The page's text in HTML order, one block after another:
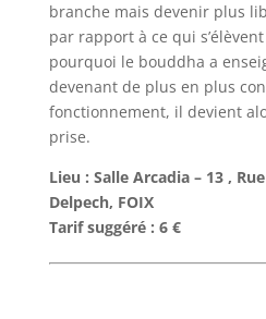
branche mais devenir plus
par rapport à ce qui s’élèvent
pourquoi le bouddha a
devenant de plus en plus
fonctionnement, il devient
prise.
Lieu : Salle Arcadia – 13 ,
Delpech, FOIX
Tarif suggéré : 6 €